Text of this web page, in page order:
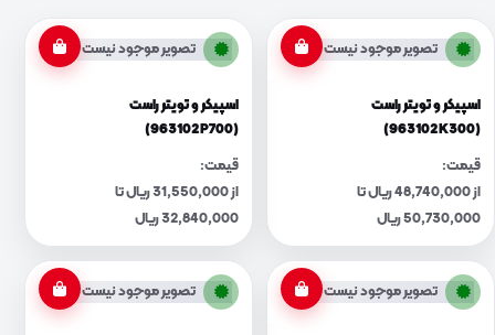
تصویر موجود نیست
اسپیکر و تویتر راست
(963102K300)
قیمت:
از 48,740,000 ریال تا
50,730,000 ریال
تصویر موجود نیست
اسپیکر و تویتر راست
(963102P700)
قیمت:
از 31,550,000 ریال تا
32,840,000 ریال
تصویر موجود نیست تصویر موجود نیست